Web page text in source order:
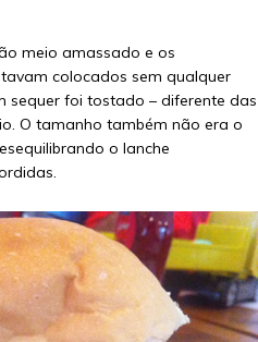
meio amassado e os
colocados sem qualquer
sequer foi tostado – diferente das
O tamanho também não era o
o lanche